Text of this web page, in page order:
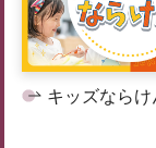
キッズならけ